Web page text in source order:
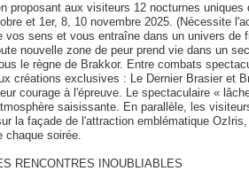
proposant aux visiteurs 12 nocturnes uniques
et 1er, 8, 10 novembre 2025. (Nécessite
sens et vous entraîne dans un univers de
nouvelle zone de peur prend vie dans un
le règne de Brakkor. Entre combats
créations exclusives : Le Dernier Brasier et
courage à l'épreuve. Le spectaculaire «
saisissante. En parallèle, les
la façade de l'attraction emblématique
chaque soirée.
RENCONTRES INOUBLIABLES